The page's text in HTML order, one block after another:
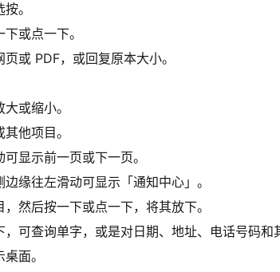
。
或点一下。
或 PDF，或回复原本大小。
或缩小。
他项目。
显示前一页或下一页。
边缘往左滑动可显示「通知中心」。
然后按一下或点一下，将其放下。
，可查询单字，或是对日期、地址、电话号码和
面。